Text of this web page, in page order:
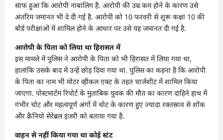
साफ हुआ कि आरोपी नाबालिग है. आरोपी की उम्र कम होने के कारण उसे
अंतरिम जमानत भी दे दी गई है. आरोपी को 10 फरवरी से शुरू कक्षा 10 की
बोर्ड परीक्षाओं में शामिल होने के आधार पर उसे यह जमानत दी गई है.
आरोपी के पिता को लिया था हिरासत में
इस मामले में पुलिस ने आरोपी के पिता को भी हिरासत में लिया गया था,
हालांकि उसके बाद में उन्हें छोड़ दिया गया था. पुलिस का कहना है कि आरोपी
के पिता का नाम भी मोटर व्हीकल एक्ट के तहत चार्जशीट में शामिल किया
जाएगा. पोस्टमार्टम रिपोर्ट के मुताबिक युवक की मौत का कारण दाहिने हाथ में
गंभीर चोट और महत्वपूर्ण अंगों में चोट के कारण हुए ज्यादा रक्तस्राव से शॉक
और क्रैनियो सेरेब्रल इंजरी को बताया गया है.
वाहन से नहीं किया गया था कोई स्टंट